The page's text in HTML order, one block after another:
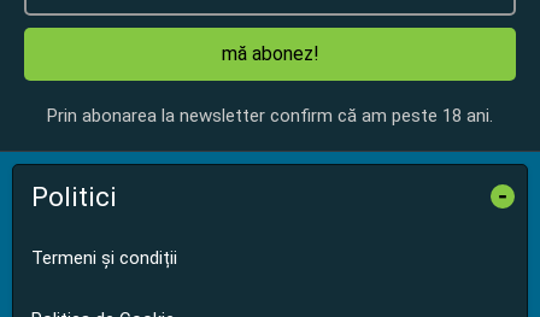
mă abonez!
Prin abonarea la newsletter confirm că am peste 18 ani.
Politici -
Termeni și condiții